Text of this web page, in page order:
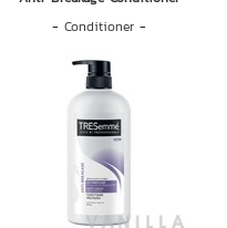
-Conditioner -